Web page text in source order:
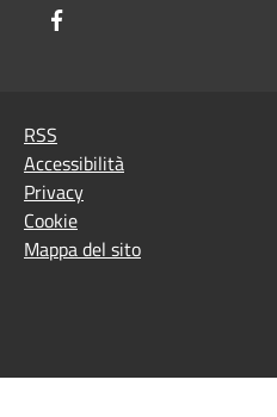
RSS
Accessibilità
Privacy
Cookie
Mappa del sito